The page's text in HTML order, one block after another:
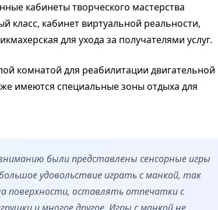
кабинеты творческого мастерства
кабинет виртуальной реальности,
для ухода за получателями услуг.
комнатой для реабилитации двигательной
имеются специальные зоны отдыха для
были представлены сенсорные игры
удовольствие играть с манкой, так
поверхности, оставлять отпечатки с